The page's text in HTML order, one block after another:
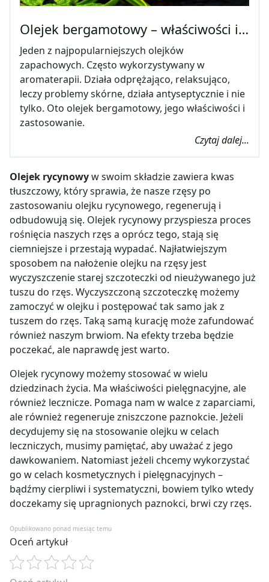
Olejek bergamotowy – właściwości i…
Jeden z najpopularniejszych olejków
zapachowych. Często wykorzystywany w
aromaterapii. Działa odprężająco, relaksująco,
leczy problemy skórne, działa antyseptycznie i nie
tylko. Oto olejek bergamotowy, jego właściwości i
zastosowanie.
Czytaj dalej...
Olejek rycynowyw swoim składzie zawiera kwas
tłuszczowy, który sprawia, że nasze rzęsy po
zastosowaniu olejku rycynowego, regenerują i
odbudowują się. Olejek rycynowy przyspiesza proces
rośnięcia naszych rzęs a oprócz tego, stają się
ciemniejsze i przestają wypadać. Najłatwiejszym
sposobem na nałożenie olejku na rzęsy jest
wyczyszczenie starej szczoteczki od nieużywanego już
tuszu do rzęs. Wyczyszczoną szczoteczkę możemy
zamoczyć w olejku i postępować tak samo jak z
tuszem do rzęs. Taką samą kurację może zafundować
również naszym brwiom. Na efekty trzeba będzie
poczekać, ale naprawdę jest warto.
Olejek rycynowy możemy stosować w wielu
dziedzinach życia. Ma właściwości pielęgnacyjne, ale
również lecznicze. Pomaga nam w walce z zaparciami,
ale również regeneruje zniszczone paznokcie. Jeżeli
decydujemy się na stosowanie olejku w celach
leczniczych, musimy pamiętać, aby uważać z jego
dawkowaniem. Natomiast jeżeli chcemy wykorzystać
go w celach kosmetycznych i pielęgnacyjnych –
bądźmy cierpliwi i systematyczni, bowiem tylko wtedy
doczekamy się upragnionych paznokci, brwi czy rzęs.
Opublikowano ponad miesiąc temu
Oceń artykuł